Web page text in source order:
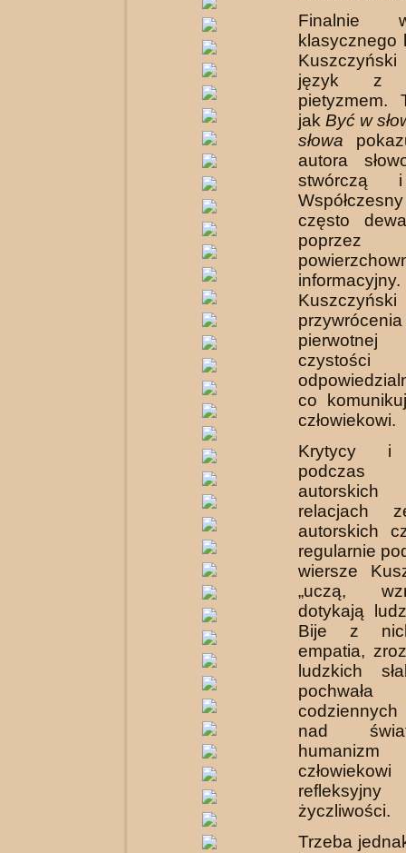
Finalnie
klasycznego
język z
pietyzmem.
jak Być w
słowa
autora
stwórczą
często
poprzez
informacyjny.
co
człowiekowi.
Krytycy i
podczas
relacjach
autorskich
regularnie
wiersze
„uczą,
dotykają
Bije z
empatia,
ludzkich
pochwała
nad
życzliwości.
Trzeba